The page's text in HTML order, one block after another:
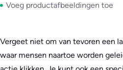
Voeg productafbeeldingen toe
Vergeet niet om van tevoren een
waar mensen naartoe worden